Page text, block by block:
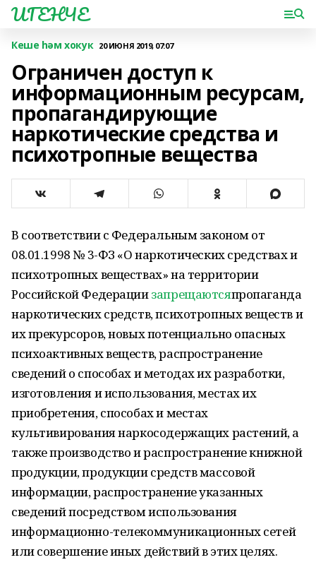
ИГЕНЧЕ
Кеше һәм хокук 20 ИЮНЯ 2019, 07:07
Ограничен доступ к
информационным ресурсам,
пропагандирующие
наркотические средства и
психотропные вещества
В соответствии с Федеральным законом от
08.01.1998 № 3-ФЗ «О наркотических средствах и
психотропных веществах» на территории
Российской Федерациизапрещаютсяпропаганда
наркотических средств, психотропных веществ и
их прекурсоров, новых потенциально опасных
психоактивных веществ, распространение
сведений о способах и методах их разработки,
изготовления и использования, местах их
приобретения, способах и местах
культивирования наркосодержащих растений, а
также производство и распространение книжной
продукции, продукции средств массовой
информации, распространение указанных
сведений посредством использования
информационно-телекоммуникационных сетей
или совершение иных действий в этих целях.